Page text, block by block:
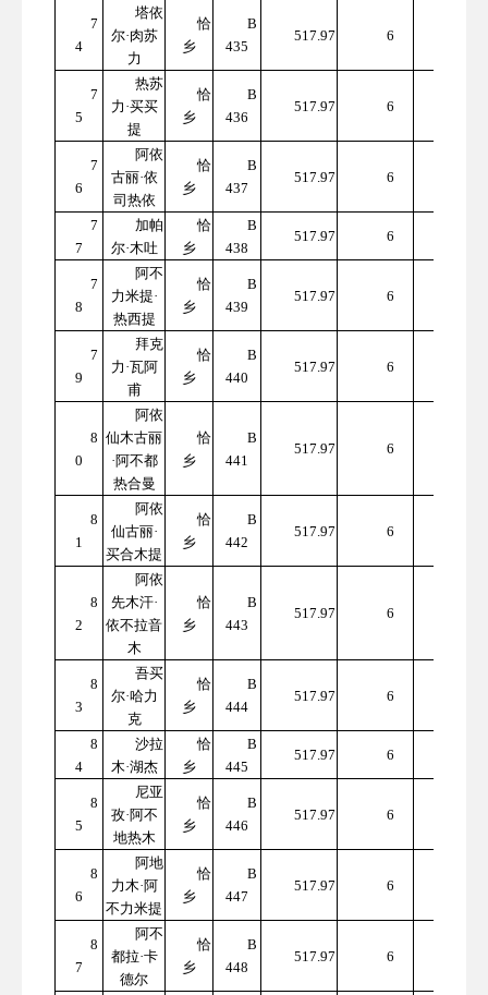
7
4
塔依
尔·肉苏
力
恰
乡
B
435
517.97 6
7
5
热苏
力·买买
提
恰
乡
B
436
517.97 6
7
6
阿依
古丽·依
司热依
恰
乡
B
437
517.97 6
7
7
加帕
尔·木吐
恰
乡
B
438
517.97 6
7
8
阿不
力米提·
热西提
恰
乡
B
439
517.97 6
7
9
拜克
力·瓦阿
甫
恰
乡
B
440
517.97 6
8
0
阿依
仙木古丽
·阿不都
热合曼
恰
乡
B
441
517.97 6
8
1
阿依
仙古丽·
买合木提
恰
乡
B
442
517.97 6
8
2
阿依
先木汗·
依不拉音
木
恰
乡
B
443
517.97 6
8
3
吾买
尔·哈力
克
恰
乡
B
444
517.97 6
8
4
沙拉
木·湖杰
恰
乡
B
445
517.97 6
8
5
尼亚
孜·阿不
地热木
恰
乡
B
446
517.97 6
8
6
阿地
力木·阿
不力米提
恰
乡
B
447
517.97 6
8
7
阿不
都拉·卡
德尔
恰
乡
B
448
517.97 6